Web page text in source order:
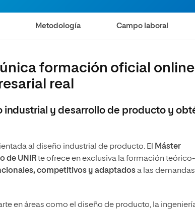
Metodología Campo laboral
formación oficial online
real
industrial y desarrollo de producto y
al diseño industrial de producto. El
Máster
de UNIRte ofrece en exclusiva la formación teórico-
competitivos y adaptadosa las demandas
en áreas como el diseño de producto, la